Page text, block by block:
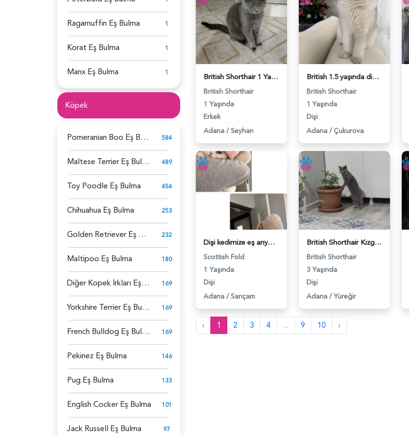
Ragamuffin Eş Bulma 1
Korat Eş Bulma 1
Manx Eş Bulma 1
Köpek
Pomeranian Boo Eş Bulma 584
Maltese Terrier Eş Bulma 489
Toy Poodle Eş Bulma 454
Chihuahua Eş Bulma 253
Golden Retriever Eş Bulma 232
Maltipoo Eş Bulma 180
Diğer Kopek İrkları Eş Bulma 169
Yorkshire Terrier Eş Bulma 169
French Bulldog Eş Bulma 169
Pekinez Eş Bulma 146
Pug Eş Bulma 133
English Cocker Eş Bulma 101
Jack Russell Eş Bulma 97
British Shorthair 1 Yaşında Kedim Eş Arıyor - 118981270
British Shorthair
1 Yaşında
Erkek
Adana / Seyhan
British 1.5 yaşında dişi kızgınlıkta acil Eş aranıyor - 118981199
British Shorthair
1 Yaşında
Dişi
Adana / Çukurova
Dişi kedimize eş arıyoruz - 118980837
Scottish Fold
1 Yaşında
Dişi
Adana / Sarıçam
British Shorthair Kızgınlıkta - 118980780
British Shorthair
3 Yaşında
Dişi
Adana / Yüreğir
‹ 1 2 3 4 ... 9 10 ›